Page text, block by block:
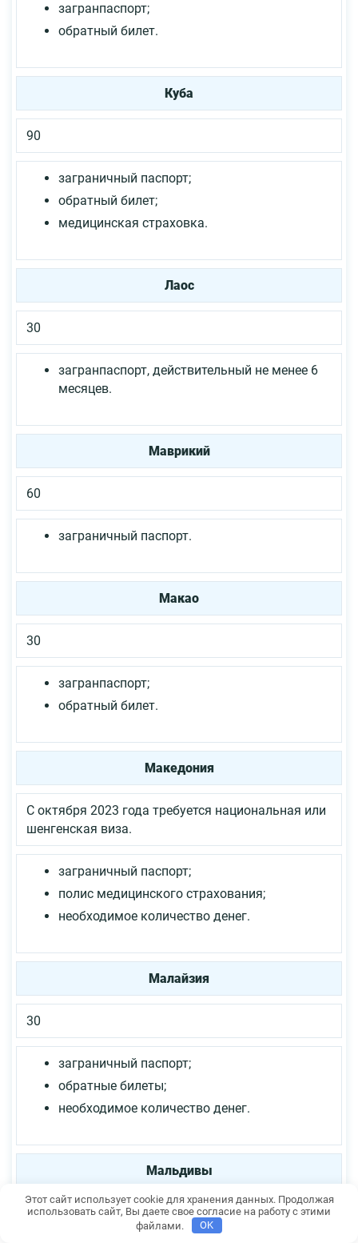
загранпаспорт;
обратный билет.
Куба
90
заграничный паспорт;
обратный билет;
медицинская страховка.
Лаос
30
загранпаспорт, действительный не менее 6
месяцев.
Маврикий
60
заграничный паспорт.
Макао
30
загранпаспорт;
обратный билет.
Македония
С октября 2023 года требуется национальная или
шенгенская виза.
заграничный паспорт;
полис медицинского страхования;
необходимое количество денег.
Малайзия
30
заграничный паспорт;
обратные билеты;
необходимое количество денег.
Мальдивы
90
Этот сайт использует cookie для хранения данных. Продолжая
использовать сайт, Вы даете свое согласие на работу с этими
файлами.
OK